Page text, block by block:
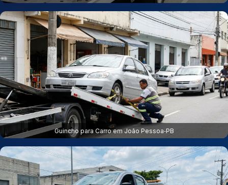
Guincho para Carro em João Pessoa‑PB